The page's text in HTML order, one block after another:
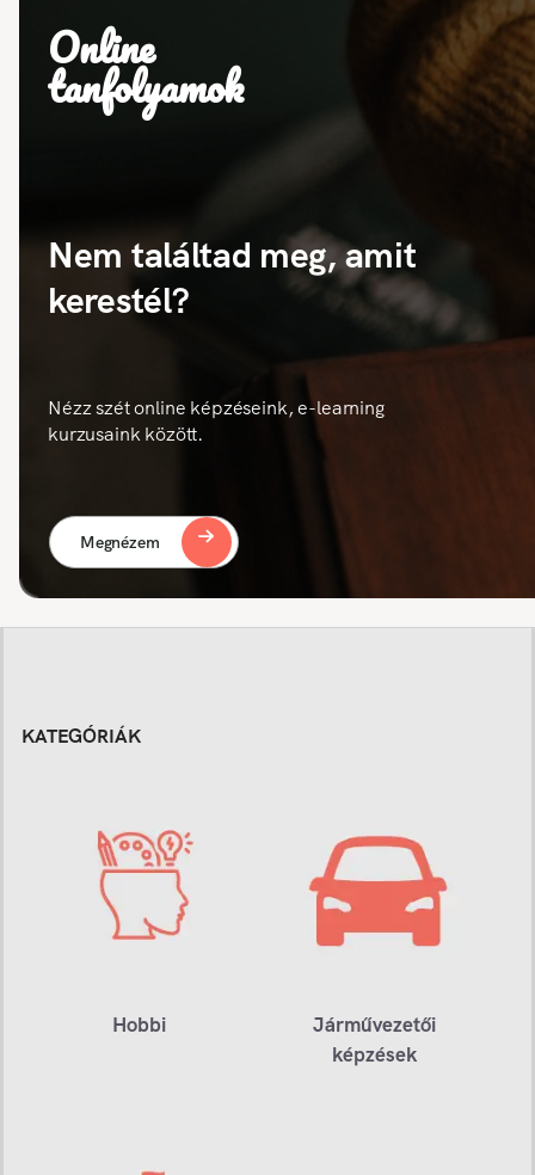
Online
tanfolyamok
Nem találtad meg, amit
kerestél?
Nézz szét online képzéseink, e-learning
kurzusaink között.
Megnézem
KATEGÓRIÁK
Hobbi
Járművezetői
képzések